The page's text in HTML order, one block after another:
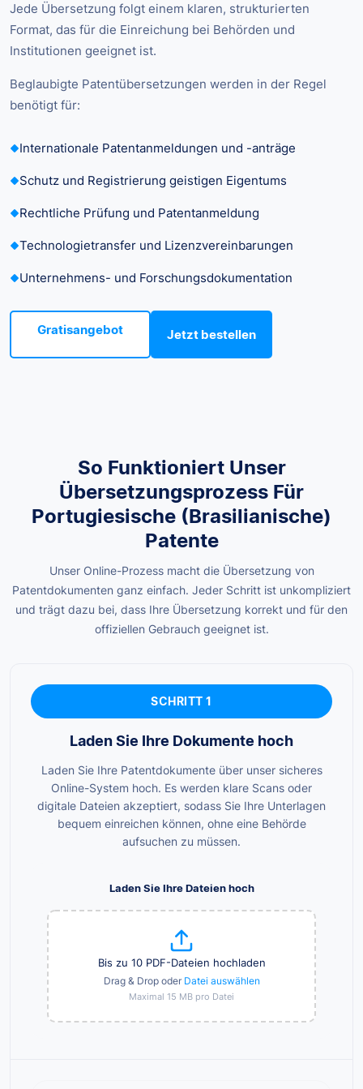
Jede Übersetzung folgt einem klaren, strukturierten
Format, das für die Einreichung bei Behörden und
Institutionen geeignet ist.
Beglaubigte Patentübersetzungen werden in der Regel
benötigt für:
Internationale Patentanmeldungen und -anträge
Schutz und Registrierung geistigen Eigentums
Rechtliche Prüfung und Patentanmeldung
Technologietransfer und Lizenzvereinbarungen
Unternehmens- und Forschungsdokumentation
Gratisangebot Jetzt bestellen
So Funktioniert Unser
Übersetzungsprozess Für
Portugiesische (brasilianische)
Patente
Unser Online-Prozess macht die Übersetzung von
Patentdokumenten ganz einfach. Jeder Schritt ist unkompliziert
und trägt dazu bei, dass Ihre Übersetzung korrekt und für den
offiziellen Gebrauch geeignet ist.
SCHRITT 1
Laden Sie Ihre Dokumente hoch
Laden Sie Ihre Patentdokumente über unser sicheres
Online-System hoch. Es werden klare Scans oder
digitale Dateien akzeptiert, sodass Sie Ihre Unterlagen
bequem einreichen können, ohne eine Behörde
aufsuchen zu müssen.
Laden Sie Ihre Dateien hoch
Bis zu 10 PDF-Dateien hochladen
Drag & Drop oder Datei auswählen
Maximal 15 MB pro Datei